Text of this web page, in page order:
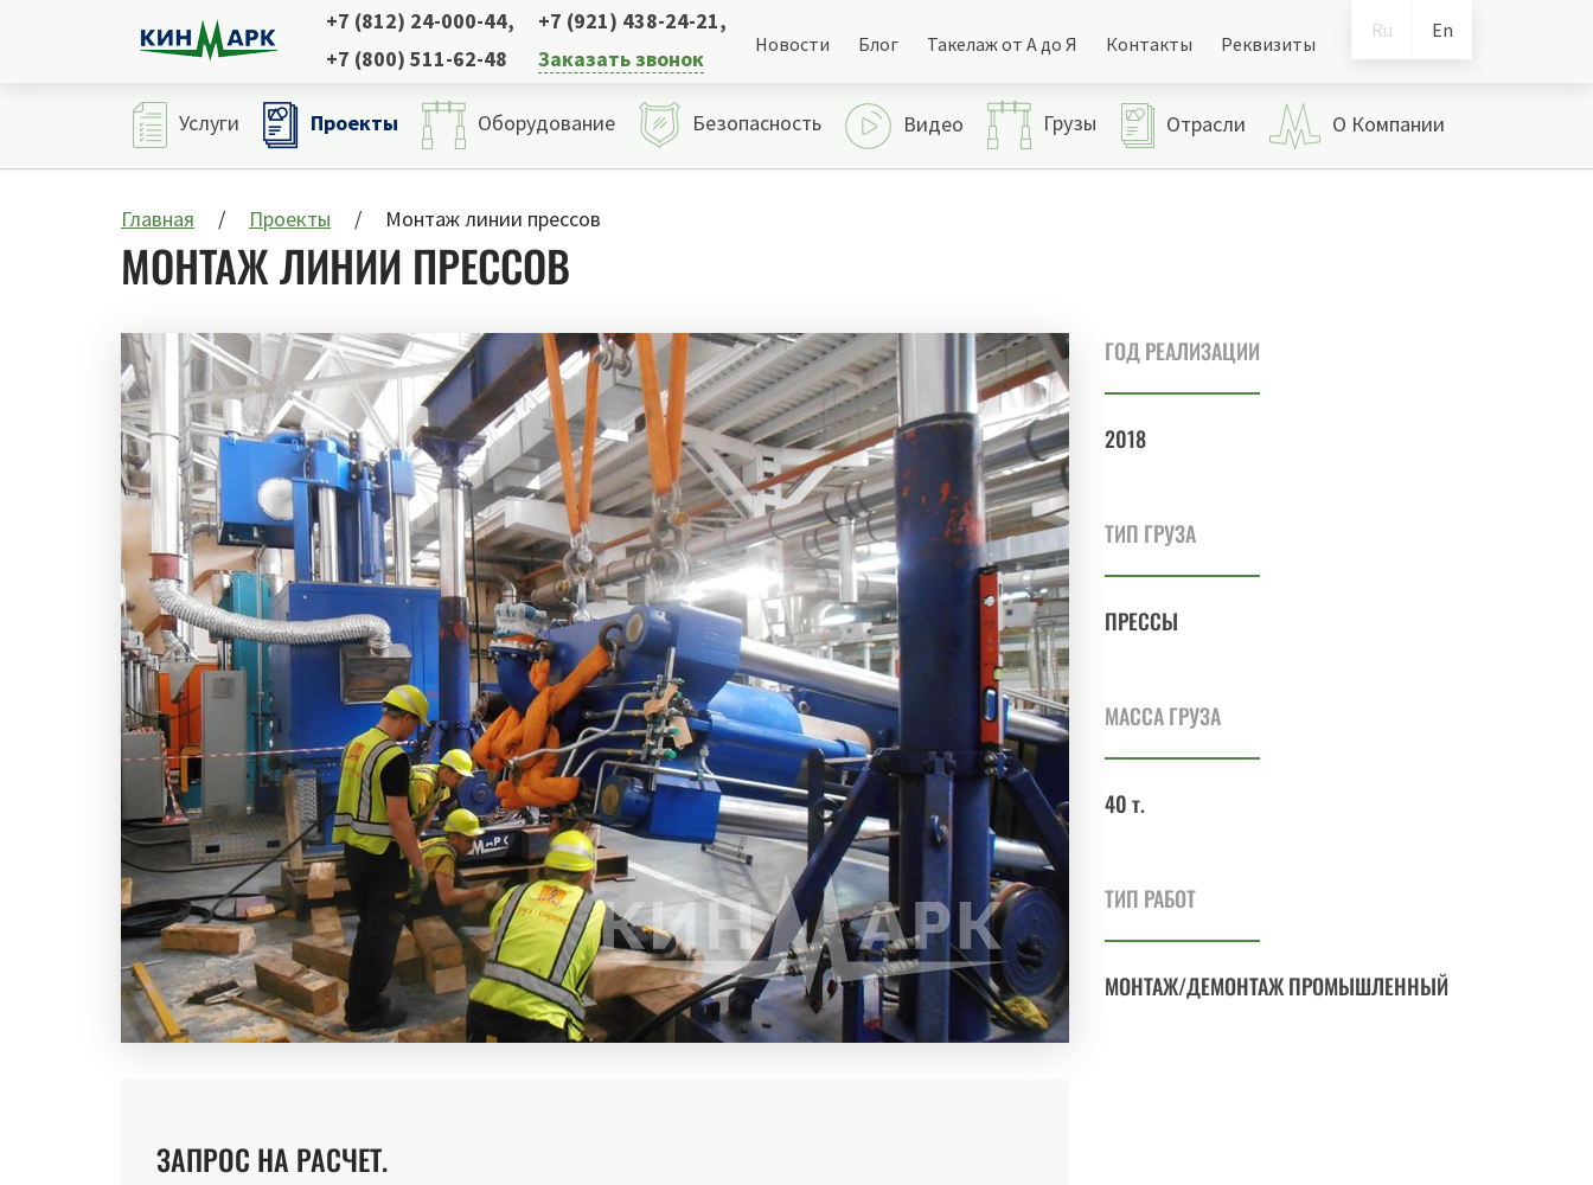
Ru En
+7 (812) 24-000-44, +7 (921) 438-24-21,
+7 (800) 511-62-48
Заказать звонок
Новости Блог Такелаж от А до Я Контакты Реквизиты
Услуги Проекты Оборудование Безопасность Видео Грузы Отрасли О Компании
Главная Проекты Монтаж линии прессов
МОНТАЖ ЛИНИИ ПРЕССОВ
ГОД РЕАЛИЗАЦИИ
2018
ТИП ГРУЗА
ПРЕССЫ
МАССА ГРУЗА
40 т.
ТИП РАБОТ
МОНТАЖ/ДЕМОНТАЖ ПРОМЫШЛЕННЫЙ
ЗАПРОС НА РАСЧЕТ.